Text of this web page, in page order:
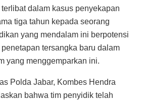
dalam kasus penyekapan
tiga tahun kepada seorang
yang mendalam ini berpotensi
tersangka baru dalam
yang menggemparkan ini.
Polda Jabar, Kombes Hendra
bahwa tim penyidik telah